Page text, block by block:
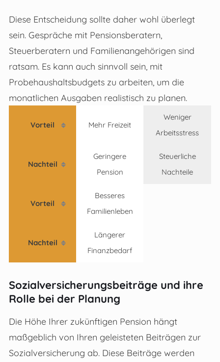
Diese Entscheidung sollte daher wohl überlegt
sein. Gespräche mit Pensionsberatern,
Steuerberatern und Familienangehörigen sind
ratsam. Es kann auch sinnvoll sein, mit
Probehaushaltsbudgets zu arbeiten, um die
monatlichen Ausgaben realistisch zu planen.
Vorteil Mehr Freizeit
Weniger
Arbeitsstress
Nachteil
Geringere
Pension
Steuerliche
Nachteile
Vorteil
Besseres
Familienleben
Nachteil
Längerer
Finanzbedarf
Sozialversicherungsbeiträge und ihre
Rolle bei der Planung
Die Höhe Ihrer zukünftigen Pension hängt
maßgeblich von Ihren geleisteten Beiträgen zur
Sozialversicherung ab. Diese Beiträge werden